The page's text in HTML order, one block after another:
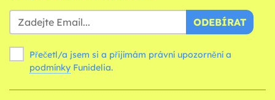
ODEBÍRAT
Přečetl/a jsem si a přijímám právní upozornění a
podmínky Funidelia.